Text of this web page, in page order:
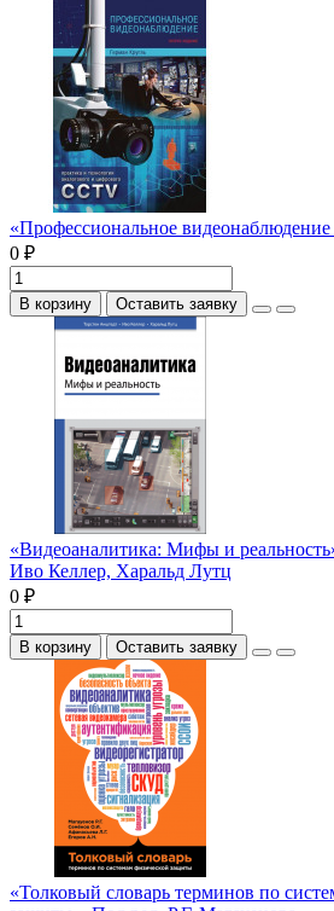
«Профессиональное
0 ₽
В корзину Оставить заявку
«Видеоаналитика: Мифы и
Иво Келлер, Харальд Лутц
0 ₽
В корзину Оставить заявку
«Толковый словарь терминов по